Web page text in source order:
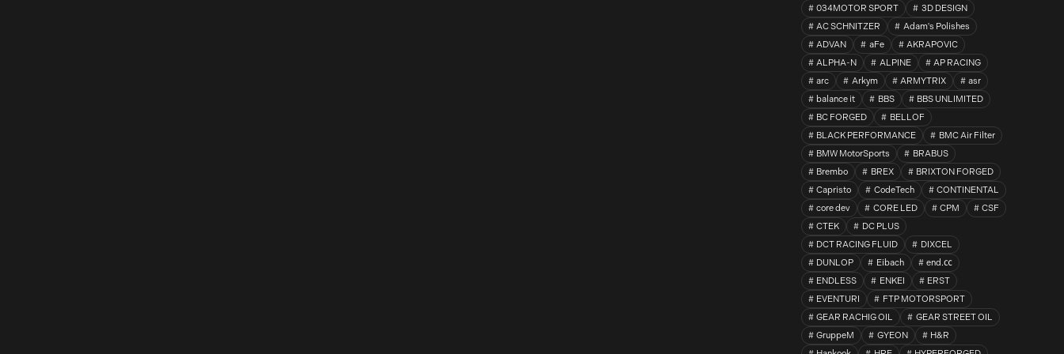
034MOTOR SPORT
3D DESIGN
AC SCHNITZER
Adam's Polishes
ADVAN
aFe
AKRAPOVIC
ALPHA-N
ALPINE
AP RACING
arc
Arkym ARMYTRIX
asr
balance it
BBS
BBS UNLIMITED
BC FORGED
BELLOF
BLACK PERFORMANCE
BMC Air Filter
BMW MotorSports
BRABUS
Brembo
BREX
BRIXTON FORGED
Capristo
CodeTech
CONTINENTAL
core dev
CORE LED CPM
CSF
CTEK
DC PLUS
DCT RACING FLUID
DIXCEL
DUNLOP
Eibach
end.㏄
ENDLESS
ENKEI
ERST
EVENTURI
FTP MOTORSPORT
GEAR RACHIG OIL
GEAR STREET OIL
GruppeM
GYEON
H&R